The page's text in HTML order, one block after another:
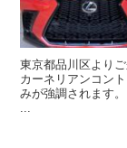
東京都品川区より
カーネリアンコン
みが強調されます